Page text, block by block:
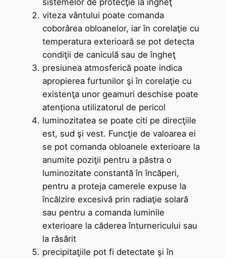
viteza vântului poate comanda
coborârea obloanelor, iar în corelaţie cu
temperatura exterioară se pot detecta
condiţii de caniculă sau de îngheţ
presiunea atmosferică poate indica
apropierea furtunilor şi în corelaţie cu
existenţa unor geamuri deschise poate
atenţiona utilizatorul de pericol
luminozitatea se poate citi pe direcţiile
est, sud şi vest. Funcţie de valoarea ei
se pot comanda obloanele exterioare la
anumite poziţii pentru a păstra o
luminozitate constantă în încăperi,
pentru a proteja camerele expuse la
încălzire excesivă prin radiaţie solară
sau pentru a comanda luminile
exterioare la căderea înturnericului sau
la răsărit
precipitaţiile pot fi detectate şi în